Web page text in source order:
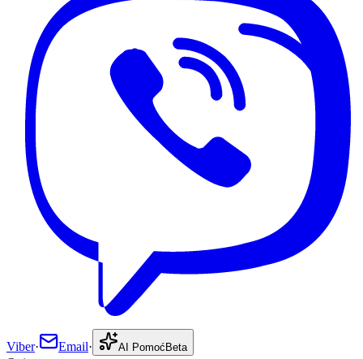
Viber· Email· AI Pomoć Beta